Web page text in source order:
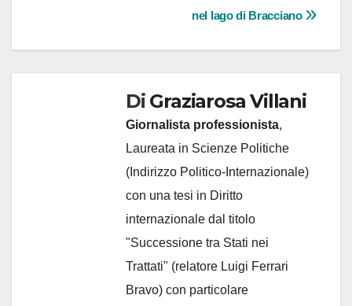
nel lago di Bracciano
Di Graziarosa Villani
Giornalista professionista,
Laureata in Scienze Politiche
(Indirizzo Politico-Internazionale)
con una tesi in Diritto
internazionale dal titolo
"Successione tra Stati nei
Trattati" (relatore Luigi Ferrari
Bravo) con particolare